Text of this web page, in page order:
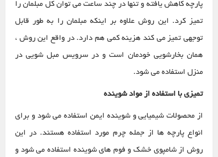
پارچه کاهش یافته و تنها در چند ساعت می توان کل مبلمان را
تمیز کرد. این روش علاوه بر اینکه مبلمان را به طور قابل
توجهی تمیز می کند هزینه کمی هم دارد. در واقع این روش ،
همان بخارشویی خودمان است و در سرویس مبل شویی در
منزل استفاده می شود.
تمیزی با استفاده از مواد شوینده
از محصولات شیمیایی و شوینده ایمن استفاده می شود و برای
انواع پارچه ها از جمله چرم مورد استفاده هستند. در این
روش از شامپوی خشک و فوم های شوینده استفاده می شود و